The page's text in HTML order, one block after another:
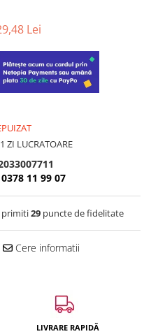
Lei
1 ZI LUCRATOARE
0378 11 99 07
primiti29puncte de fidelitate
Cere informatii
LIVRARE RAPIDĂ